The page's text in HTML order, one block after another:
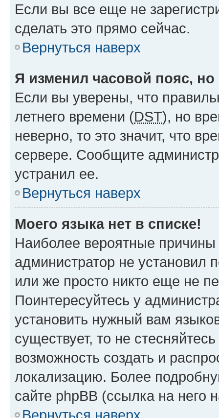
Если вы все еще не
сделать это прямо сейчас.
Вернуться наверх
Я изменил часовой пояс,
Если вы уверены, что
летнего времени (DST), но
неверно, то это значит, что
сервере. Сообщите
устранил ее.
Вернуться наверх
Моего языка нет в списке!
Наиболее вероятные причины
администратор не установил
или же просто никто еще не
Поинтересуйтесь у
установить нужный вам
существует, то не
возможность создать и
локализацию. Более
сайте phpBB (ссылка на него
Вернуться наверх